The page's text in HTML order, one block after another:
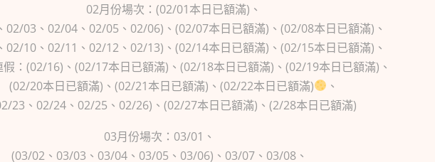
02月份場次：(02/01本日已額滿)、
02/03、02/04、02/05、02/06)、(02/07本日已額滿)、 (02/08本日已額滿) 、
02/10、02/11、02/12、02/13)、(02/14本日已額滿) 、(02/15本日已額滿) 、
假：(02/16)、(02/17本日已額滿)、(02/18本日已額滿)、(02/19本日已額滿)、
(02/20本日已額滿)、(02/21本日已額滿)、(02/22本日已額滿)
、
23、02/24、02/25、02/26)、(02/27本日已額滿)、(2/28本日已額滿)
03月份場次：03/01、
(03/02、03/03、03/04、03/05、03/06)、03/07、03/08、